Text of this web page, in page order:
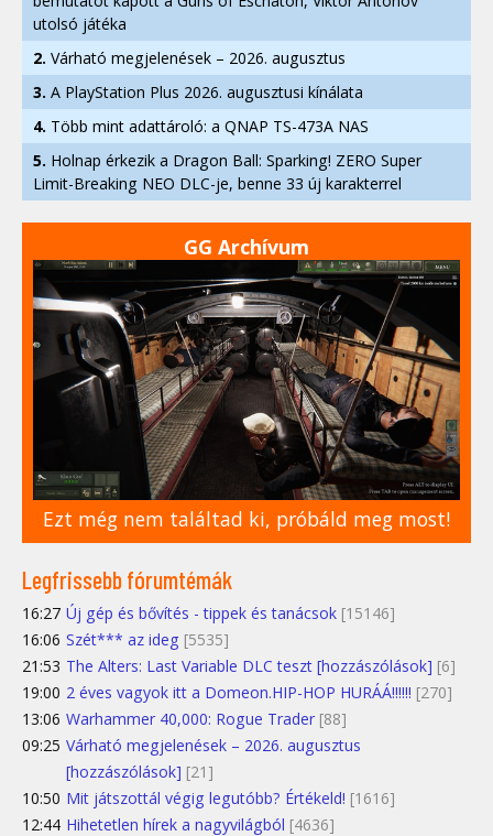
utolsó játéka
2. Várható megjelenések – 2026. augusztus
3. A PlayStation Plus 2026. augusztusi kínálata
4. Több mint adattároló: a QNAP TS-473A NAS
5. Holnap érkezik a Dragon Ball: Sparking! ZERO Super
Limit-Breaking NEO DLC-je, benne 33 új karakterrel
GG Archívum
Ezt még nem találtad ki, próbáld meg most!
Legfrissebb fórumtémák
16:27 Új gép és bővítés - tippek és tanácsok [15146]
16:06 Szét*** az ideg [5535]
21:53 The Alters: Last Variable DLC teszt [hozzászólások] [6]
19:00 2 éves vagyok itt a Domeon.HIP-HOP HURÁÁ!!!!!! [270]
13:06 Warhammer 40,000: Rogue Trader [88]
09:25 Várható megjelenések – 2026. augusztus
[hozzászólások] [21]
10:50 Mit játszottál végig legutóbb? Értékeld! [1616]
12:44 Hihetetlen hírek a nagyvilágból [4636]